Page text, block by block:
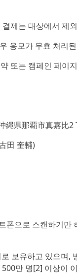
제는 대상에서 제
응모가 무효 처리
또는 캠페인 페이
縄県那覇市真嘉比2
田 奎輔)
폰으로 스캔하기
보유하고 있으며
만 명[2] 이상이